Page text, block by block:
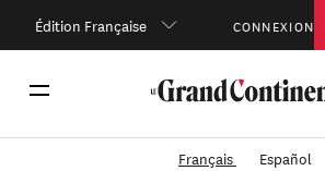
Édition Française CONNEXION
Français Español